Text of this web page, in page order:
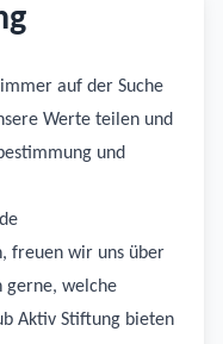
auf der Suche
Werte teilen und
und
freuen wir uns über
gerne, welche
Aktiv Stiftung bieten